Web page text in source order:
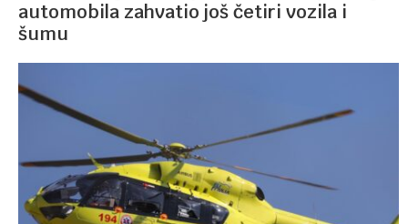
automobila zahvatio još četiri vozila i
šumu